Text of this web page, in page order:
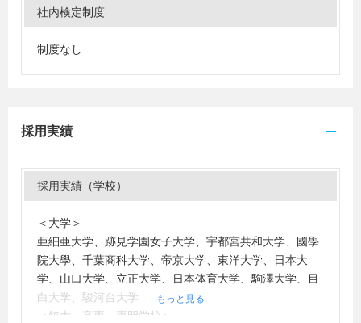
社内検定制度
制度なし
採用実績
採用実績（学校）
＜大学＞
亜細亜大学、跡見学園女子大学、宇都宮共和大学、國學
院大學、千葉商科大学、帝京大学、東洋大学、日本大
学、山口大学、立正大学、日本体育大学、駒澤大学、目
白大学、駿河台大学
＜短大・高専・専門学校＞
もっと見る